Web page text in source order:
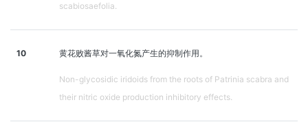
scabiosaefolia.
10 黄花败酱草对一氧化氮产生的抑制作用。
Non-glycosidic iridoids from the roots of Patrinia scabra and
their nitric oxide production inhibitory effects.